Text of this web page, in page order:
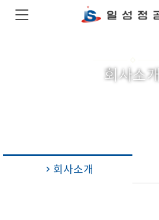
회사소개
chevron_right 회사소개